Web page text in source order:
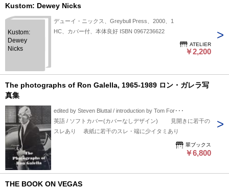
Kustom: Dewey Nicks
Kustom:
Dewey
Nicks
デューイ・ニックス、Greybull Press、2000、1
HC、カバー付、本体良好 ISBN 0967236622
ATELIER
￥2,200
The photographs of Ron Galella, 1965-1989 ロン・ガレラ写
真集
edited by Steven Bluttal / introduction by Tom For･･･
英語 / ソフトカバー(カバーなしデザイン) 見開きに若干の
スレあり 表紙に若干のスレ・端に少イタミあり
翠ブックス
￥6,800
THE BOOK ON VEGAS